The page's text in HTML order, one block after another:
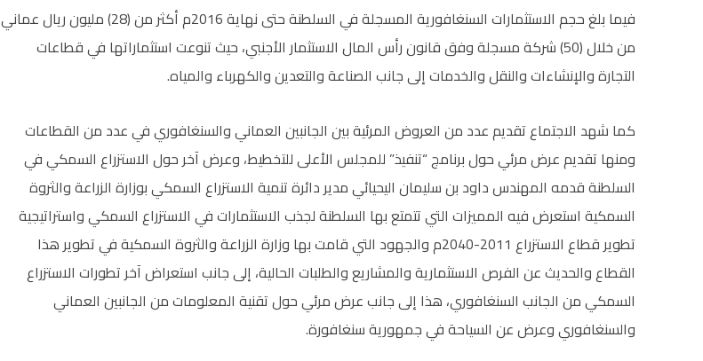
فيما بلغ حجم الاستثمارات السنغافورية المسجلة في السلطنة حتى نهاية 2016م أكثر من (28) مليون ريال عماني
من خلال (50) شركة مسجلة وفق قانون رأس المال الاستثمار الأجنبي، حيث تنوعت استثماراتها في قطاعات
التجارة والإنشاءات والنقل والخدمات إلى جانب الصناعة والتعدين والكهرباء والمياه.
كما شهد الاجتماع تقديم عدد من العروض المرئية بين الجانبين العماني والسنغافوري في عدد من القطاعات
ومنها تقديم عرض مرئي حول برنامج “تنفيذ” للمجلس الأعلى للتخطيط، وعرض آخر حول الاستزراع السمكي في
السلطنة قدمه المهندس داود بن سليمان اليحيائي مدير دائرة تنمية الاستزراع السمكي بوزارة الزراعة والثروة
السمكية استعرض فيه المميزات التي تتمتع بها السلطنة لجذب الاستثمارات في الاستزراع السمكي واستراتيجية
تطوير قطاع الاستزراع 2011-2040م والجهود التي قامت بها وزارة الزراعة والثروة السمكية في تطوير هذا
القطاع والحديث عن الفرص الاستثمارية والمشاريع والطلبات الحالية، إلى جانب استعراض آخر تطورات الاستزراع
السمكي من الجانب السنغافوري، هذا إلى جانب عرض مرئي حول تقنية المعلومات من الجانبين العماني
والسنغافوري وعرض عن السياحة في جمهورية سنغافورة.